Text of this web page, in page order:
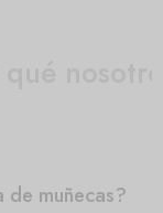
de muñecas?